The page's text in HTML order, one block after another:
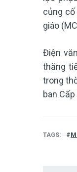
củng cố
giáo
Điện
thăng
trong
ban
TAGS